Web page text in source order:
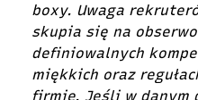
boxy. Uwaga
skupia się na
definiowalnych
miękkich oraz
firmie. Jeśli w danym